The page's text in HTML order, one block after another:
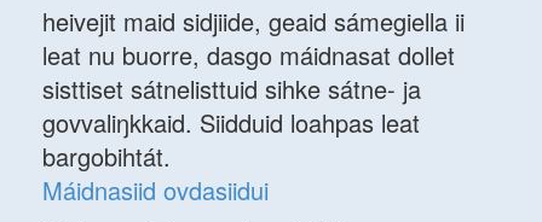
heivejit maid sidjiide, geaid sámegiella ii
leat nu buorre, dasgo máidnasat dollet
sisttiset sátnelisttuid sihke sátne- ja
govvaliŋkkaid. Siidduid loahpas leat
bargobihtát.
Máidnasiid ovdasiidui